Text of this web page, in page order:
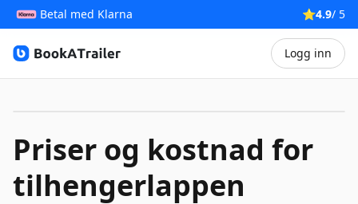
Betal med Klarna ⭐4.9/ 5
Logg inn
Priser og kostnad for
tilhengerlappen